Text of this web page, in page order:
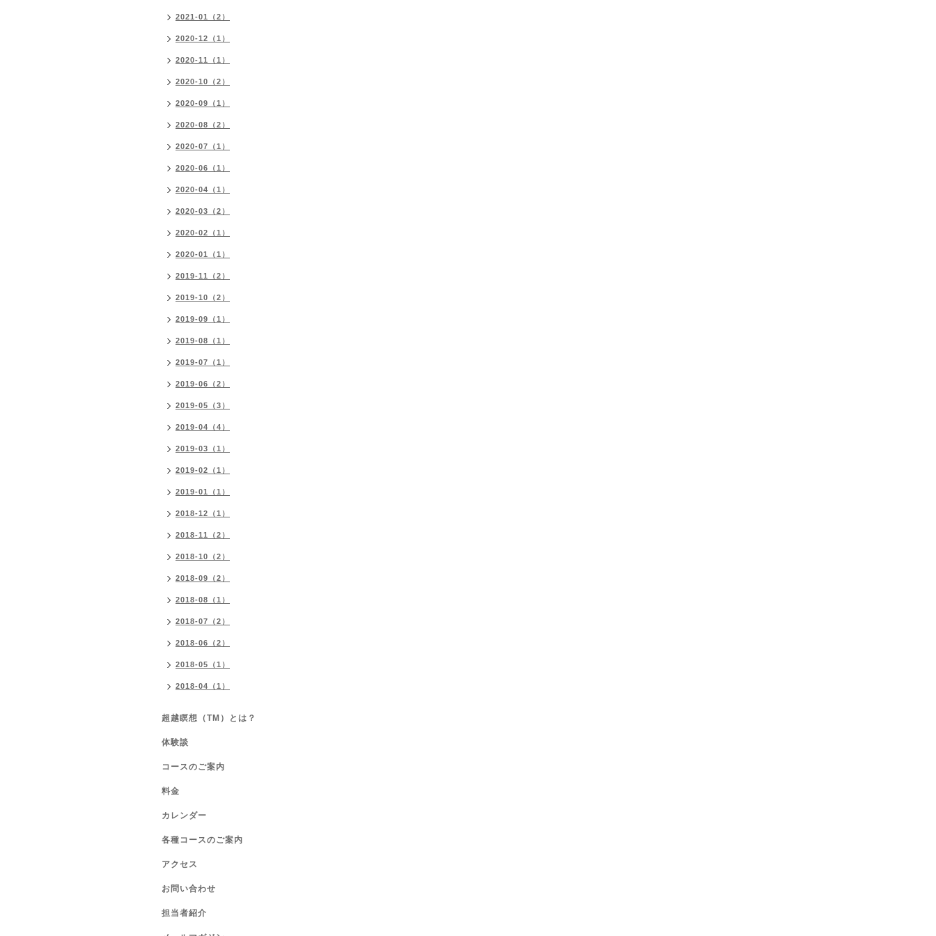
2021-01（2）
2020-12（1）
2020-11（1）
2020-10（2）
2020-09（1）
2020-08（2）
2020-07（1）
2020-06（1）
2020-04（1）
2020-03（2）
2020-02（1）
2020-01（1）
2019-11（2）
2019-10（2）
2019-09（1）
2019-08（1）
2019-07（1）
2019-06（2）
2019-05（3）
2019-04（4）
2019-03（1）
2019-02（1）
2019-01（1）
2018-12（1）
2018-11（2）
2018-10（2）
2018-09（2）
2018-08（1）
2018-07（2）
2018-06（2）
2018-05（1）
2018-04（1）
超越瞑想（TM）とは？
体験談
コースのご案内
料金
カレンダー
各種コースのご案内
アクセス
お問い合わせ
担当者紹介